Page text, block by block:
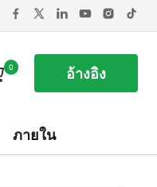
0 อ้างอิง
ภายใน